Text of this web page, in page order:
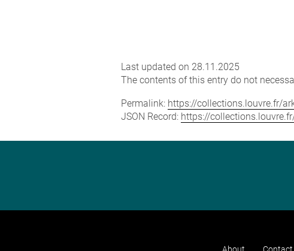
Last updated on 28.11.2025
The contents of this entry do not
Permalink: https://collections.louvre.fr/
JSON Record: https://